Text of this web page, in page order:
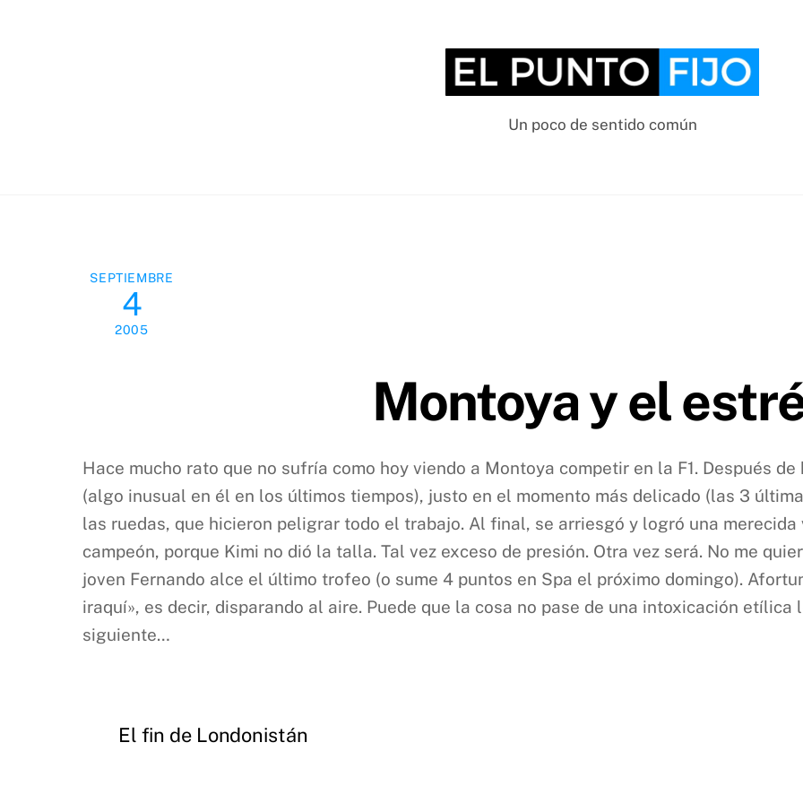
Un poco de sentido común
SEPTIEMBRE
4
2005
Montoya y el
Hace mucho rato que no sufría como hoy viendo a Montoya competir en la F1. Después
(algo inusual en él en los últimos tiempos), justo en el momento más delicado (las 3
las ruedas, que hicieron peligrar todo el trabajo. Al final, se arriesgó y logró una
campeón, porque Kimi no dió la talla. Tal vez exceso de presión. Otra vez será. No me
joven Fernando alce el último trofeo (o sume 4 puntos en Spa el próximo domingo).
iraquí», es decir, disparando al aire. Puede que la cosa no pase de una intoxicación
siguiente…
El fin de Londonistán